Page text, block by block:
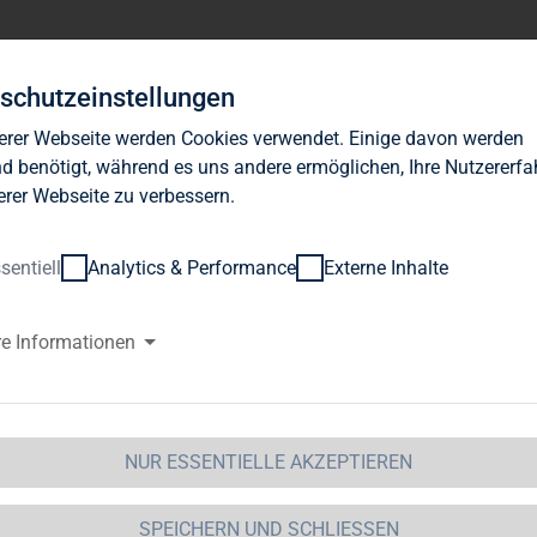
Investor Relations
Immobilien AG:
mit dem Ziel der
Immobilien AG
/ 10:41
einer Stimmrechtsmitteilung
Webseite werden Cookies verwendet. Einige davon werden
benötigt, während es uns andere ermöglichen, Ihre
Webseite zu verbessern.
Analytics & Performance Externe Inhalte
Informationen
NUR ESSENTIELLE AKZEPTIEREN
SPEICHERN UND SCHLIESSEN